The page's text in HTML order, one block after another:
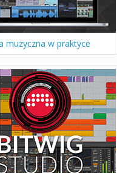
muzyczna w praktyce